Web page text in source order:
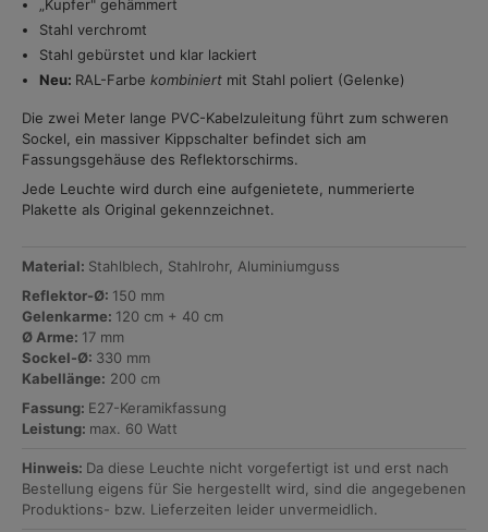
„Kupfer" gehämmert
Stahl verchromt
Stahl gebürstet und klar lackiert
Neu: RAL-Farbe kombiniert mit Stahl poliert (Gelenke)
Die zwei Meter lange PVC-Kabelzuleitung führt zum schweren
Sockel, ein massiver Kippschalter befindet sich am
Fassungsgehäuse des Reflektorschirms.
Jede Leuchte wird durch eine aufgenietete, nummerierte
Plakette als Original gekennzeichnet.
Material: Stahlblech, Stahlrohr, Aluminiumguss
Reflektor-Ø: 150 mm
Gelenkarme: 120 cm + 40 cm
Ø Arme: 17 mm
Sockel-Ø: 330 mm
Kabellänge: 200 cm
Fassung: E27-Keramikfassung
Leistung: max. 60 Watt
Hinweis: Da diese Leuchte nicht vorgefertigt ist und erst nach
Bestellung eigens für Sie hergestellt wird, sind die angegebenen
Produktions- bzw. Lieferzeiten leider unvermeidlich.